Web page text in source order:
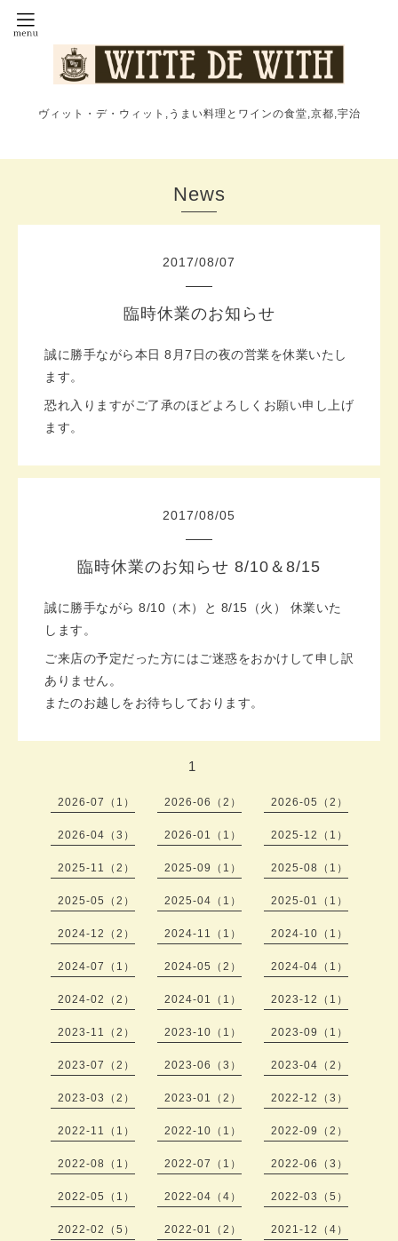
ヴィット・デ・ウィット,うまい料理とワインの食堂,京都,宇治
News
2017/08/07
臨時休業のお知らせ
誠に勝手ながら本日 8月7日の夜の営業を休業いたし
ます。
恐れ入りますがご了承のほどよろしくお願い申し上げ
ます。
2017/08/05
臨時休業のお知らせ 8/10＆8/15
誠に勝手ながら 8/10（木）と 8/15（火） 休業いた
します。
ご来店の予定だった方にはご迷惑をおかけして申し訳
ありません。
またのお越しをお待ちしております。
1
2026-07（1） 2026-06（2） 2026-05（2）
2026-04（3） 2026-01（1） 2025-12（1）
2025-11（2） 2025-09（1） 2025-08（1）
2025-05（2） 2025-04（1） 2025-01（1）
2024-12（2） 2024-11（1） 2024-10（1）
2024-07（1） 2024-05（2） 2024-04（1）
2024-02（2） 2024-01（1） 2023-12（1）
2023-11（2） 2023-10（1） 2023-09（1）
2023-07（2） 2023-06（3） 2023-04（2）
2023-03（2） 2023-01（2） 2022-12（3）
2022-11（1） 2022-10（1） 2022-09（2）
2022-08（1） 2022-07（1） 2022-06（3）
2022-05（1） 2022-04（4） 2022-03（5）
2022-02（5） 2022-01（2） 2021-12（4）